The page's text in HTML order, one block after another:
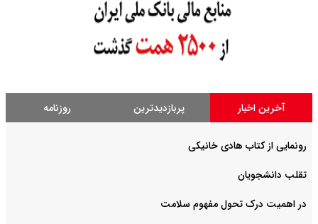
آخرین اخبار پربازدیدترین روزنامه
رونمایی از کتاب هادی خانیکی
‌تقلب دانشجویان
در اهمیت درک تحول مفهوم سلامت